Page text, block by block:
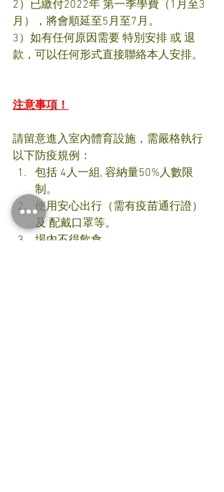
2）已繳付2022年 第一季學費（1月至3
月），將會順延至5月至7月。
3）如有任何原因需要 特別安排 或 退
款，可以任何形式直接聯絡本人安排。
注意事項！
請留意進入室內體育設施，需嚴格執行
以下防疫規例：
包括 4人一組, 容納量50%人數限
制。
使用安心出行（需有疫苗通行證）
及 配戴口罩等。
場內不得飲食。